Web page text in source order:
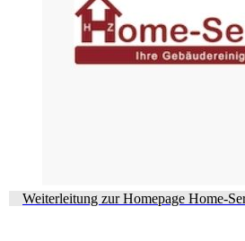
Weiterleitung zur Homepage Home-